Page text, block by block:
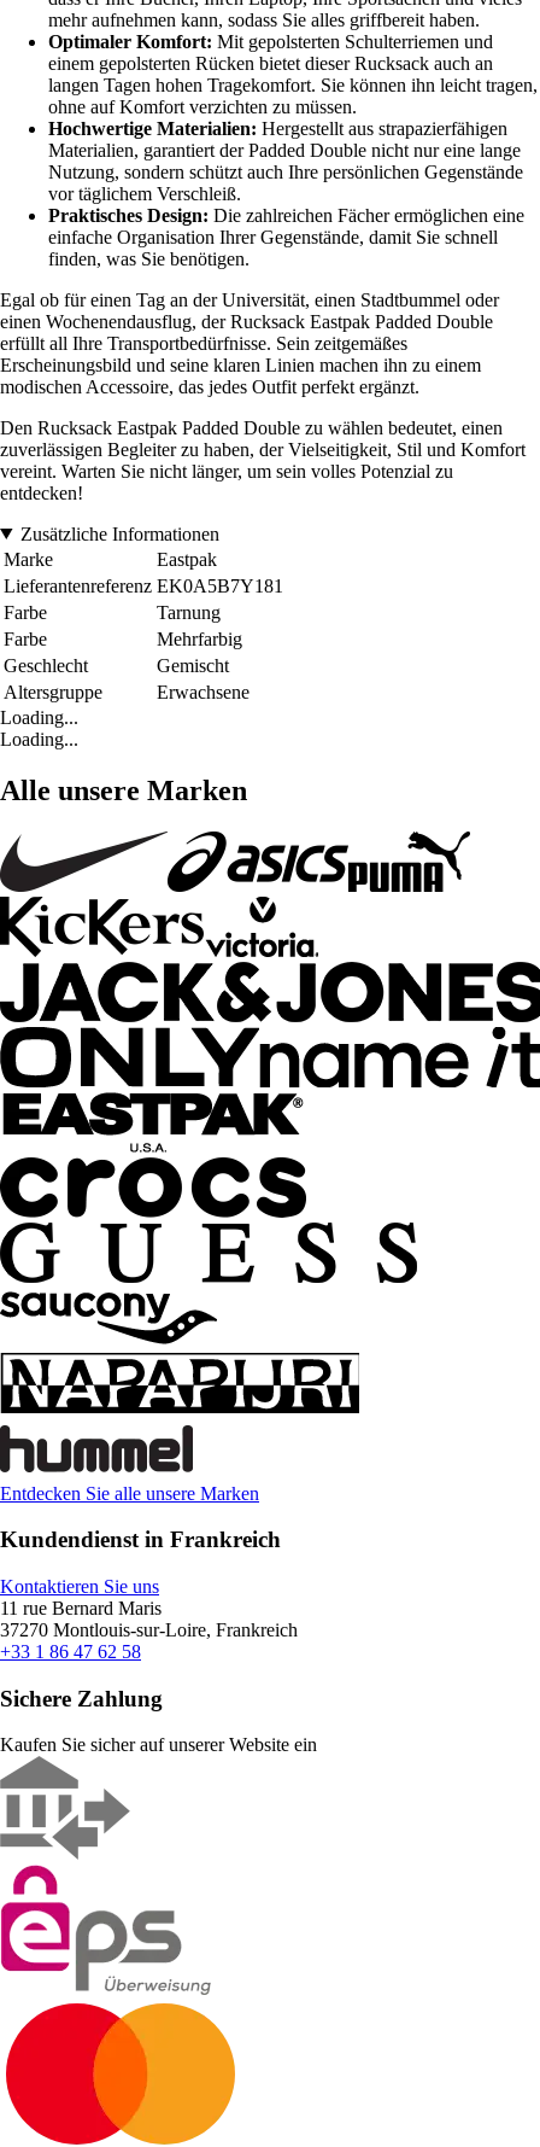
mehr aufnehmen kann, sodass Sie alles griffbereit haben.
Optimaler Komfort: Mit gepolsterten Schulterriemen und
einem gepolsterten Rücken bietet dieser Rucksack auch an
langen Tagen hohen Tragekomfort. Sie können ihn leicht tragen,
ohne auf Komfort verzichten zu müssen.
Hochwertige Materialien: Hergestellt aus strapazierfähigen
Materialien, garantiert der Padded Double nicht nur eine lange
Nutzung, sondern schützt auch Ihre persönlichen Gegenstände
vor täglichem Verschleiß.
Praktisches Design: Die zahlreichen Fächer ermöglichen eine
einfache Organisation Ihrer Gegenstände, damit Sie schnell
finden, was Sie benötigen.
Egal ob für einen Tag an der Universität, einen Stadtbummel oder
einen Wochenendausflug, der Rucksack Eastpak Padded Double
erfüllt all Ihre Transportbedürfnisse. Sein zeitgemäßes
Erscheinungsbild und seine klaren Linien machen ihn zu einem
modischen Accessoire, das jedes Outfit perfekt ergänzt.
Den Rucksack Eastpak Padded Double zu wählen bedeutet, einen
zuverlässigen Begleiter zu haben, der Vielseitigkeit, Stil und Komfort
vereint. Warten Sie nicht länger, um sein volles Potenzial zu
entdecken!
Zusätzliche Informationen
Marke
Eastpak
Lieferantenreferenz EK0A5B7Y181
Farbe
Tarnung
Farbe
Mehrfarbig
Geschlecht
Gemischt
Altersgruppe
Erwachsene
Loading...
Loading...
Alle unsere Marken
Entdecken Sie alle unsere Marken
Kundendienst in Frankreich
Kontaktieren Sie uns
11 rue Bernard Maris
37270 Montlouis-sur-Loire, Frankreich
+33 1 86 47 62 58
Sichere Zahlung
Kaufen Sie sicher auf unserer Website ein